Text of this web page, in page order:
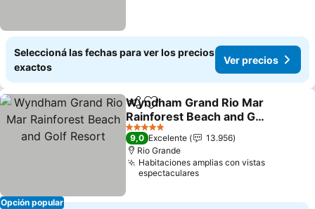
Seleccioná las fechas para ver los precios
exactos
Ver precios
Opción popular
CompartirAñadir a favoritos
Wyndham Grand Rio Mar
Rainforest Beach and Golf
Resort
5 Estrellas
9,0 Excelente
13.956
Rio Grande
Habitaciones amplias con vistas
espectaculares